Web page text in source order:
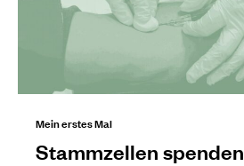
Mein erstes Mal
Stammzellen spenden